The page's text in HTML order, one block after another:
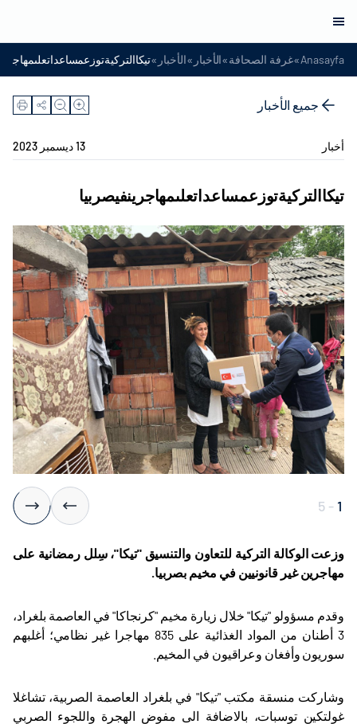
Anasayfa
»غرفة الصحافة»الأخبار »الأخبار »
جميع الأخبار
أخبار 13 ديسمبر 2023
تيكاالتركيةتوزعمساعداتعلىمهاجرينفيصربيا
1
-
5
وزعت الوكالة التركية للتعاون والتنسيق "تيكا"، سِلل رمضانية على
مهاجرين غير قانونيين في مخيم بصربيا.
وقدم مسؤولو "تيكا" خلال زيارة مخيم "كرنجاكا" في العاصمة بلغراد،
3 أطنان من المواد الغذائية على 835 مهاجرا غير نظامي؛ أغلبهم
سوريون وأفغان وعراقيون في المخيم
وشاركت منسقة مكتب "تيكا" في بلغراد العاصمة الصربية، تشاغلا
غولتكين توسبات، بالاضافة الى مفوض الهجرة واللجوء الصربي